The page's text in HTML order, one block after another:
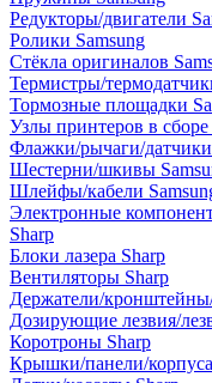
Редукторы/двигатели
Ролики Samsung
Стёкла оригиналов
Термистры/
Тормозные площадки
Узлы принтеров в сборе
Флажки/рычаги/датчики
Шестерни/шкивы
Шлейфы/кабели
Электронные
Sharp
Блоки лазера Sharp
Вентиляторы Sharp
Держатели/
Дозирующие лезвия/
Коротроны Sharp
Крышки/панели/